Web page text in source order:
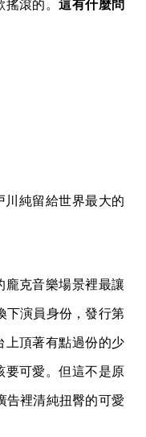
搖滾的。這有什麼問
純留給世界最大的
龐克音樂場景裡最讓
下演員身份，發行第
上頂著有點過份的少
要可愛。但這不是原
告裡清純扭臀的可愛